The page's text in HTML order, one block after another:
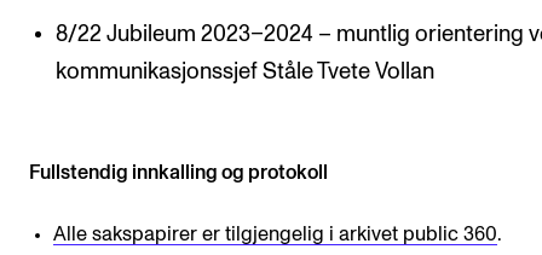
For ph.d.-programmet i kunstnerisk utviklingsarbeid
KONSERTER OG ARRANGEMENTER
8/22 Jubileum 2023–2024 – muntlig orientering
kommunikasjonssjef Ståle Tvete Vollan
Fullstendig innkalling og protokoll
Alle sakspapirer er tilgjengelig i arkivet public 360.